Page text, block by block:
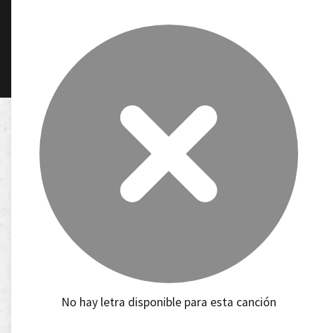
No hay letra disponible para esta canción